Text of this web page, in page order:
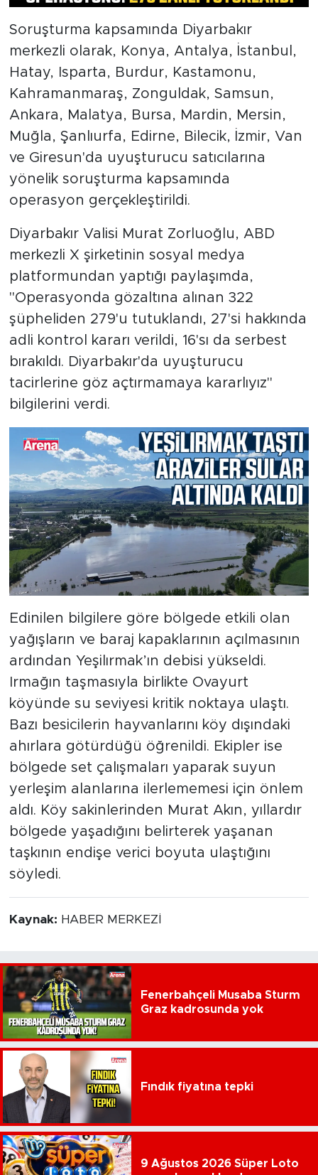
Soruşturma kapsamında Diyarbakır
merkezli olarak, Konya, Antalya, İstanbul,
Hatay, Isparta, Burdur, Kastamonu,
Kahramanmaraş, Zonguldak, Samsun,
Ankara, Malatya, Bursa, Mardin, Mersin,
Muğla, Şanlıurfa, Edirne, Bilecik, İzmir, Van
ve Giresun'da uyuşturucu satıcılarına
yönelik soruşturma kapsamında
operasyon gerçekleştirildi.
Diyarbakır Valisi Murat Zorluoğlu, ABD
merkezli X şirketinin sosyal medya
platformundan yaptığı paylaşımda,
"Operasyonda gözaltına alınan 322
şüpheliden 279'u tutuklandı, 27'si hakkında
adli kontrol kararı verildi, 16'sı da serbest
bırakıldı. Diyarbakır'da uyuşturucu
tacirlerine göz açtırmamaya kararlıyız"
bilgilerini verdi.
Edinilen bilgilere göre bölgede etkili olan
yağışların ve baraj kapaklarının açılmasının
ardından Yeşilırmak’ın debisi yükseldi.
Irmağın taşmasıyla birlikte Ovayurt
köyünde su seviyesi kritik noktaya ulaştı.
Bazı besicilerin hayvanlarını köy dışındaki
ahırlara götürdüğü öğrenildi. Ekipler ise
bölgede set çalışmaları yaparak suyun
yerleşim alanlarına ilerlememesi için önlem
aldı. Köy sakinlerinden Murat Akın, yıllardır
bölgede yaşadığını belirterek yaşanan
taşkının endişe verici boyuta ulaştığını
söyledi.
Kaynak: HABER MERKEZİ
Fenerbahçeli Musaba Sturm
Graz kadrosunda yok
Fındık fiyatına tepki
9 Ağustos 2026 Süper Loto